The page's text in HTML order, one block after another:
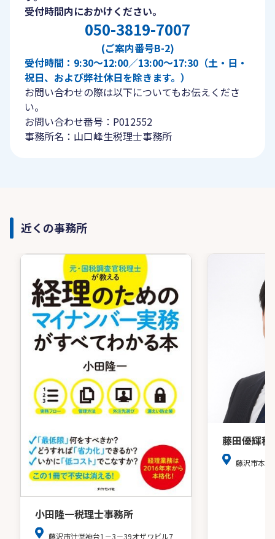
受付時間内におかけください。
050-3819-7007
(ご案内番号B-2)
受付時間：9:30〜12:00／13:00〜17:30（土・日・
祝日、および弊社休日を除きます。）
お問い合わせの際は以下についてもお伝えくださ
い。
お問い合わせ番号：P012552
事務所名：山口峰生税理士事務所
近くの事務所
小田隆一税理士事務所
藤沢市辻堂神台1－3－39オザワビル7
藤田優輝税
藤沢市本藤